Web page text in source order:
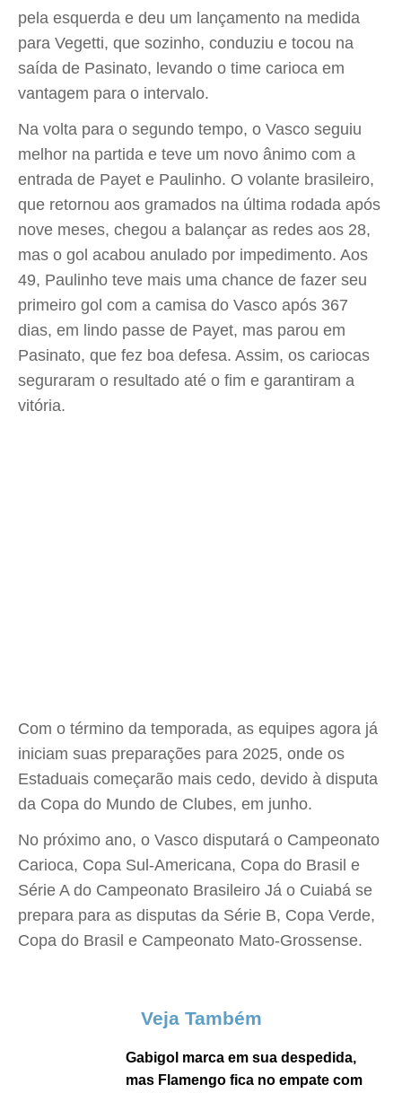
pela esquerda e deu um lançamento na medida
para Vegetti, que sozinho, conduziu e tocou na
saída de Pasinato, levando o time carioca em
vantagem para o intervalo.
Na volta para o segundo tempo, o Vasco seguiu
melhor na partida e teve um novo ânimo com a
entrada de Payet e Paulinho. O volante brasileiro,
que retornou aos gramados na última rodada após
nove meses, chegou a balançar as redes aos 28,
mas o gol acabou anulado por impedimento. Aos
49, Paulinho teve mais uma chance de fazer seu
primeiro gol com a camisa do Vasco após 367
dias, em lindo passe de Payet, mas parou em
Pasinato, que fez boa defesa. Assim, os cariocas
seguraram o resultado até o fim e garantiram a
vitória.
Com o término da temporada, as equipes agora já
iniciam suas preparações para 2025, onde os
Estaduais começarão mais cedo, devido à disputa
da Copa do Mundo de Clubes, em junho.
No próximo ano, o Vasco disputará o Campeonato
Carioca, Copa Sul-Americana, Copa do Brasil e
Série A do Campeonato Brasileiro Já o Cuiabá se
prepara para as disputas da Série B, Copa Verde,
Copa do Brasil e Campeonato Mato-Grossense.
Veja Também
Gabigol marca em sua despedida,
mas Flamengo fica no empate com